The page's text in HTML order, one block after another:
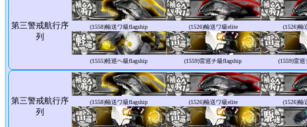
第三警戒航行序
列
(1558)輸送ワ級flagship (1526)輸送ワ級elite (1526)輸
(1555)軽巡ヘ級flagship (1559)雷巡チ級flagship (1559)雷巡
第三警戒航行序
列
(1558)輸送ワ級flagship (1526)輸送ワ級elite (1526)輸